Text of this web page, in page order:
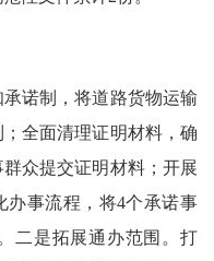
诺制，将道路货物运输
全面清理证明材料，确
众提交证明材料；开展
办事流程，将4个承诺事
二是拓展通办范围。打